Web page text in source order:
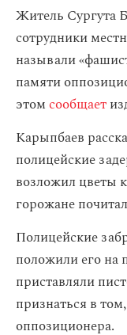
Житель Сургута
сотрудники
называли
памяти
этомсообщает
Карыпбаев
полицейские
возложил цветы
горожане
Полицейские
положили его на
приставляли
признаться в
оппозиционера.